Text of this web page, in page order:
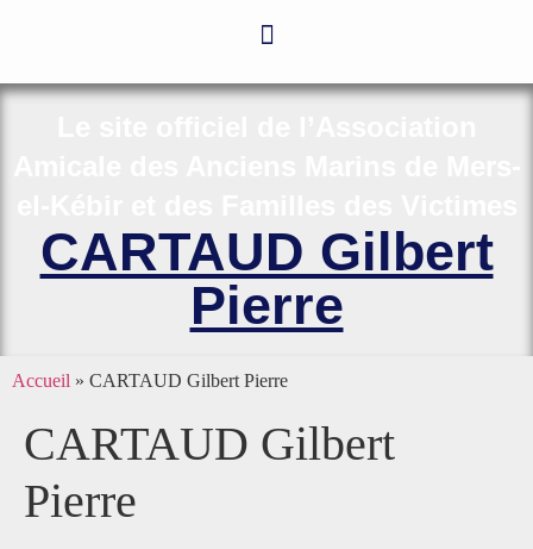
CARTAUD Gilbert
Pierre
Accueil » CARTAUD Gilbert Pierre
CARTAUD Gilbert
Pierre